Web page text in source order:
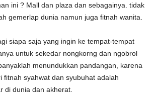
ini ? Mall dan plaza dan sebagainya. tidak
gemerlap dunia namun juga fitnah wanita.
siapa saja yang ingin ke tempat-tempat
untuk sekedar nongkorng dan ngobrol
menundukkan pandangan, karena
fitnah syahwat dan syubuhat adalah
di dunia dan akherat.